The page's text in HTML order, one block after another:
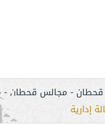
- مجالس قحطان -
إدارية